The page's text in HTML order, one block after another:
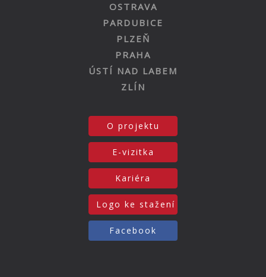
OSTRAVA
PARDUBICE
PLZEŇ
PRAHA
ÚSTÍ NAD LABEM
ZLÍN
O projektu
E-vizitka
Kariéra
Logo ke stažení
Facebook